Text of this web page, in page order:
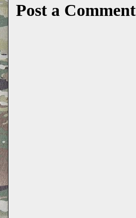
Post a Comment